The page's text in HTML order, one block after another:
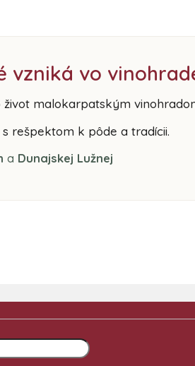
vzniká vo
malokarpatským
s rešpektom k pôde a tradícii.
a Dunajskej Lužnej